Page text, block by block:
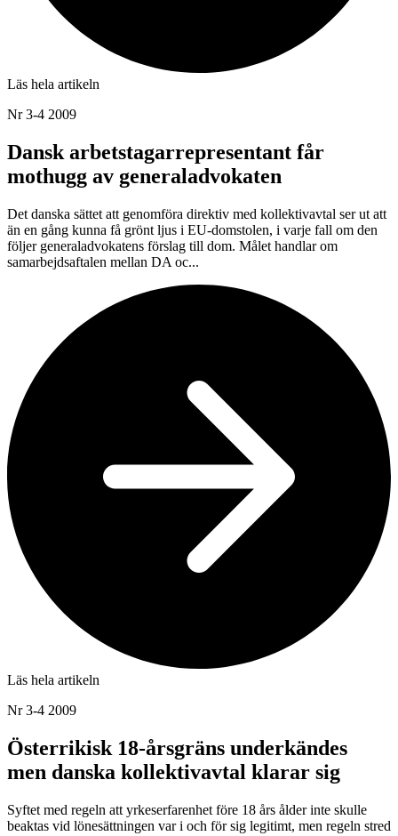
Läs hela artikeln
Nr 3-4 2009
Dansk arbetstagarrepresentant får
mothugg av generaladvokaten
Det danska sättet att genomföra direktiv med kollektivavtal ser ut att
än en gång kunna få grönt ljus i EU-domstolen, i varje fall om den
följer generaladvokatens förslag till dom. Målet handlar om
samarbejdsaftalen mellan DA oc...
Läs hela artikeln
Nr 3-4 2009
Österrikisk 18-årsgräns underkändes
men danska kollektivavtal klarar sig
Syftet med regeln att yrkeserfarenhet före 18 års ålder inte skulle
beaktas vid lönesättningen var i och för sig legitimt, men regeln stred